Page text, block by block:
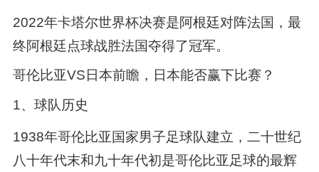
2022年卡塔尔世界杯决赛是阿根廷对阵法国，最
终阿根廷点球战胜法国夺得了冠军。
哥伦比亚VS日本前瞻，日本能否赢下比赛？
1、球队历史
1938年哥伦比亚国家男子足球队建立，二十世纪
八十年代末和九十年代初是哥伦比亚足球的最辉